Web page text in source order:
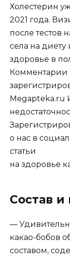
Холестерин
2021 года.
после тестов
села на
здоровье в
Комментарии
Megapteka.ru
о нас в
статьи
на здоровье
Состав и
—
какао-бобов
составом,